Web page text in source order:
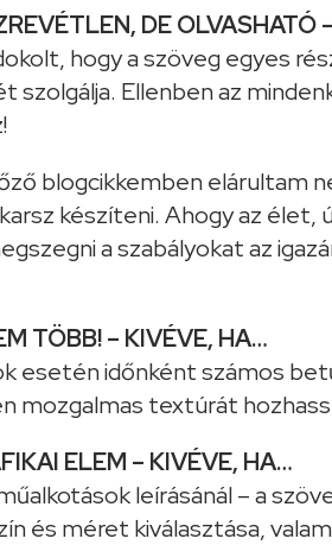
DE OLVASHATÓ
hogy a szöveg egyes
Ellenben az
TÖBB! – KIVÉVE, HA…
esetén időnként számos
mozgalmas textúrát
ELEM – KIVÉVE, HA…
leírásánál – a
és méret kiválasztása,